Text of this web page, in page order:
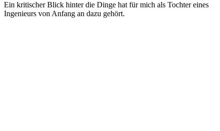
Ein kritischer Blick hinter die Dinge hat für mich als Tochter eines
Ingenieurs von Anfang an dazu gehört.